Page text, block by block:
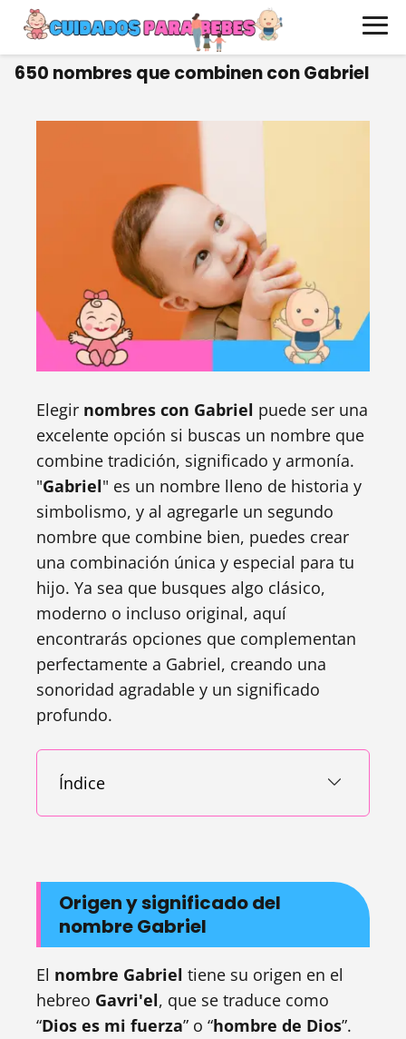
650 nombres que combinen con Gabriel
Elegir nombres con Gabriel puede ser una
excelente opción si buscas un nombre que
combine tradición, significado y armonía.
"Gabriel" es un nombre lleno de historia y
simbolismo, y al agregarle un segundo
nombre que combine bien, puedes crear
una combinación única y especial para tu
hijo. Ya sea que busques algo clásico,
moderno o incluso original, aquí
encontrarás opciones que complementan
perfectamente a Gabriel, creando una
sonoridad agradable y un significado
profundo.
Índice
Origen y significado del
nombre Gabriel
El nombre Gabriel tiene su origen en el
hebreo Gavri'el, que se traduce como
“Dios es mi fuerza” o “hombre de Dios”.